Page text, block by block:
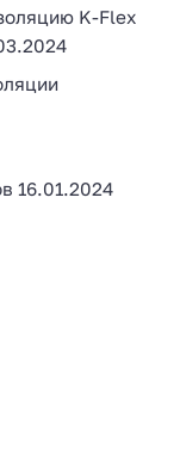
K-Flex
16.01.2024